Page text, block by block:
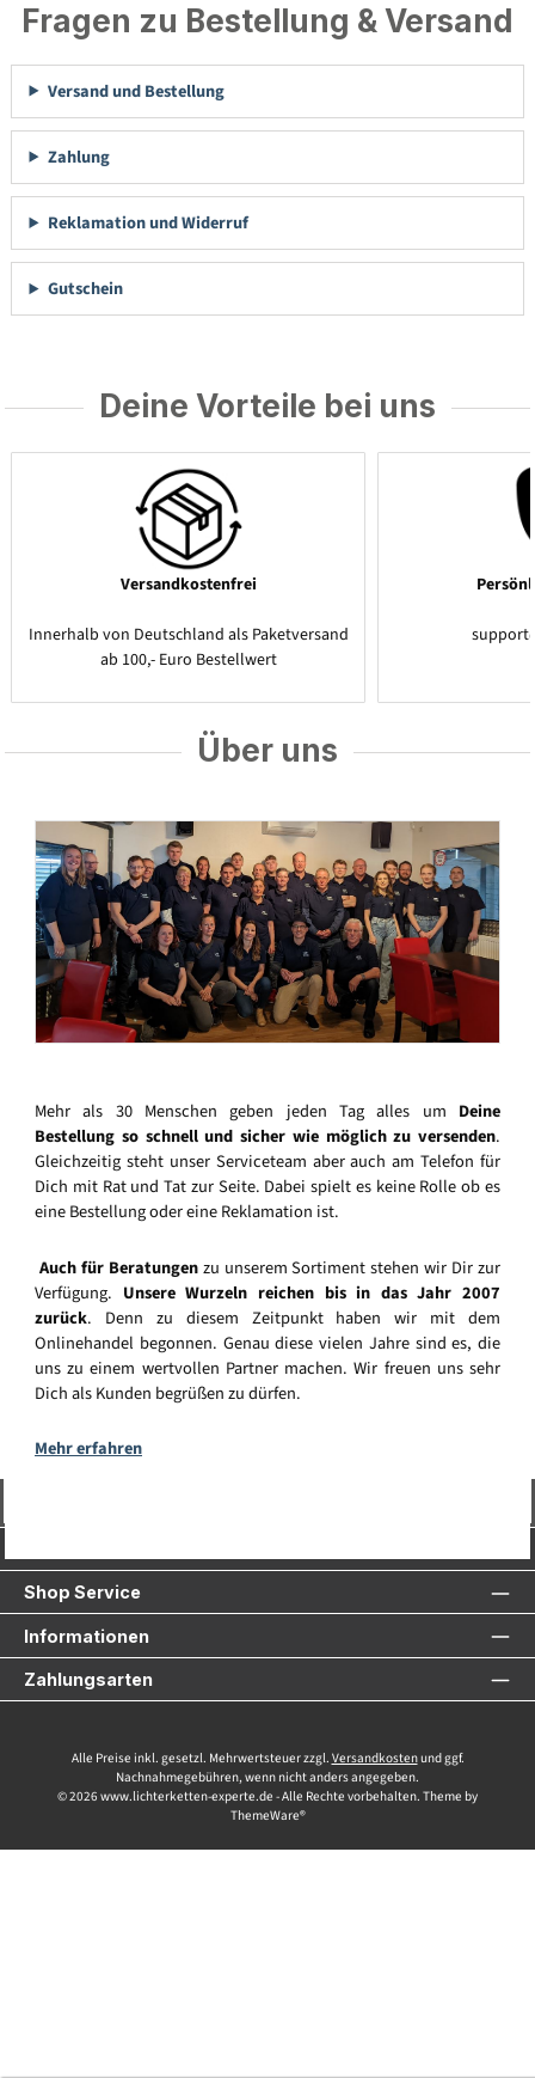
Fragen zu Bestellung & Versand
Versand und Bestellung
Zahlung
Reklamation und Widerruf
Gutschein
Deine Vorteile bei uns
Versandkostenfrei
Innerhalb von Deutschland als Paketversand
ab 100,- Euro Bestellwert
Über uns
Mehr als 30 Menschen geben jeden Tag alles um Deine
Bestellung so schnell und sicher wie möglich zu versenden.
Gleichzeitig steht unser Serviceteam aber auch am Telefon für
Dich mit Rat und Tat zur Seite. Dabei spielt es keine Rolle ob es
eine Bestellung oder eine Reklamation ist.
Auch für Beratungenzu unserem Sortiment stehen wir Dir zur
Verfügung. Unsere Wurzeln reichen bis in das Jahr 2007
zurück. Denn zu diesem Zeitpunkt haben wir mit dem
Onlinehandel begonnen. Genau diese vielen Jahre sind es, die
uns zu einem wertvollen Partner machen. Wir freuen uns sehr
Dich als Kunden begrüßen zu dürfen.
Mehr erfahren
Shop Service
Informationen
Zahlungsarten
Alle Preise inkl. gesetzl. Mehrwertsteuer zzgl. Versandkostenund ggf.
Nachnahmegebühren, wenn nicht anders angegeben.
© 2026 www.lichterketten-experte.de - Alle Rechte vorbehalten. Theme by
ThemeWare®